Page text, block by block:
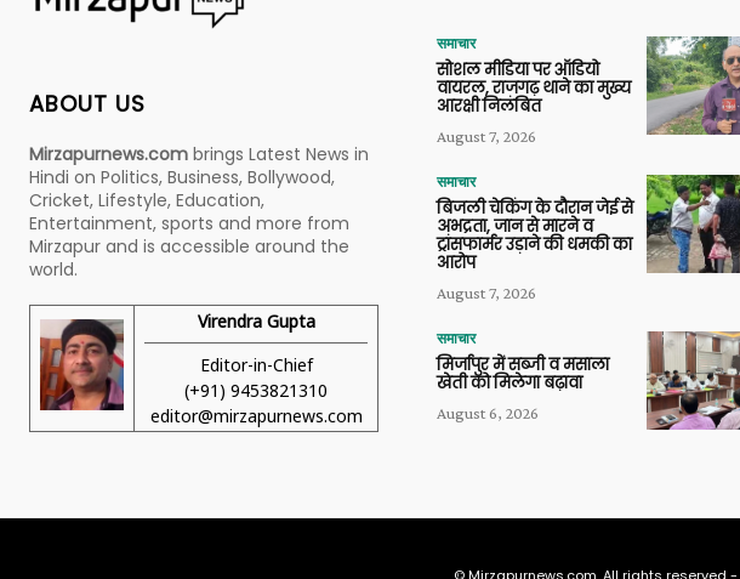
ABOUT US
Mirzapurnews.com brings Latest News in
Hindi on Politics, Business, Bollywood,
Cricket, Lifestyle, Education,
Entertainment, sports and more from
Mirzapur and is accessible around the
world.
Virendra Gupta
Editor-in-Chief
(+91) 9453821310
editor@mirzapurnews.com
समाचार
सोशल मीडिया पर ऑडियो
वायरल, राजगढ़ थाने का मुख्य
आरक्षी निलंबित
August 7, 2026
समाचार
बिजली चेकिंग के दौरान जेई से
अभद्रता, जान से मारने व
ट्रांसफार्मर उड़ाने की धमकी का
आरोप
August 7, 2026
समाचार
मिर्जापुर में सब्जी व मसाला
खेती को मिलेगा बढ़ावा
August 6, 2026
© Mirzapurnews.com. All rights reserved -